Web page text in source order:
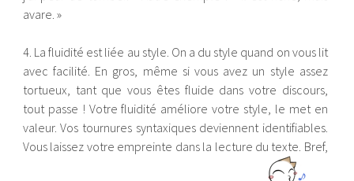
avare. »
4. La fluidité est liée au style. On a du style quand on vous lit
avec facilité. En gros, même si vous avez un style assez
tortueux, tant que vous êtes fluide dans votre discours,
tout passe ! Votre fluidité améliore votre style, le met en
valeur. Vos tournures syntaxiques deviennent identifiables.
Vous laissez votre empreinte dans la lecture du texte. Bref,